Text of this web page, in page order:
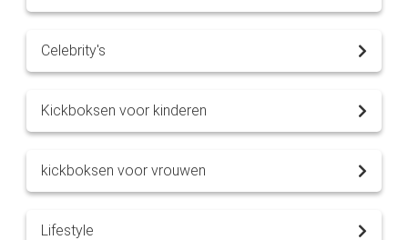
Celebrity's
Kickboksen voor kinderen
kickboksen voor vrouwen
Lifestyle